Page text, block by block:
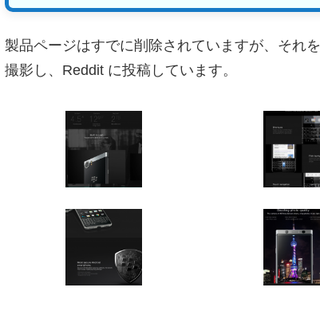
製品ページはすでに削除されていますが、それ
撮影し、Reddit に投稿しています。